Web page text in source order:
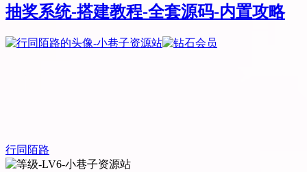
抽奖系统-搭建教程-全套源码-内置攻略
行同陌路